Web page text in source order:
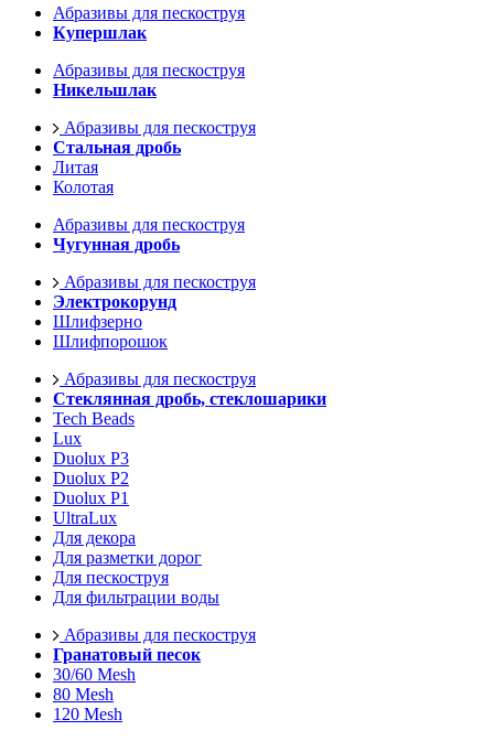
Абразивы для пескоструя
Купершлак
Абразивы для пескоструя
Никельшлак
Абразивы для пескоструя
Стальная дробь
Литая
Колотая
Абразивы для пескоструя
Чугунная дробь
Абразивы для пескоструя
Электрокорунд
Шлифзерно
Шлифпорошок
Абразивы для пескоструя
Стеклянная дробь, стеклошарики
Tech Beads
Lux
Duolux P3
Duolux P2
Duolux P1
UltraLux
Для декора
Для разметки дорог
Для пескоструя
Для фильтрации воды
Абразивы для пескоструя
Гранатовый песок
30/60 Mesh
80 Mesh
120 Mesh